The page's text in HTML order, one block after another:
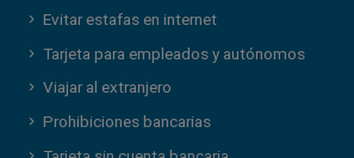
Evitar estafas en internet
Tarjeta para empleados y autónomos
Viajar al extranjero
Prohibiciones bancarias